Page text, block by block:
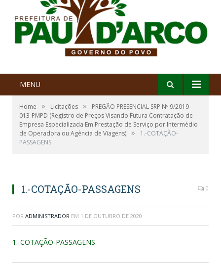
MENU
Home » Licitações »
PREGÃO PRESENCIAL SRP Nº 9/2019-
013-PMPD (Registro de Preços Visando Futura Contratação de
Empresa Especializada Em Prestação de Serviço por Intermédio
de Operadora ou Agência de Viagens) »
1.-COTAÇÃO-
PASSAGENS
1.-COTAÇÃO-PASSAGENS 0
POR ADMINISTRADOR EM 1 DE OUTUBRO DE 2020
1.-COTAÇÃO-PASSAGENS